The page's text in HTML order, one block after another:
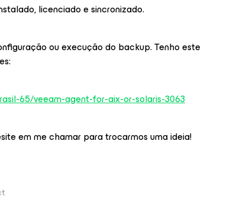
licenciado e sincronizado.
ou execução do backup. Tenho este
65/veeam-agent-for-aix-or-solaris-3063
em me chamar para trocarmos uma ideia!